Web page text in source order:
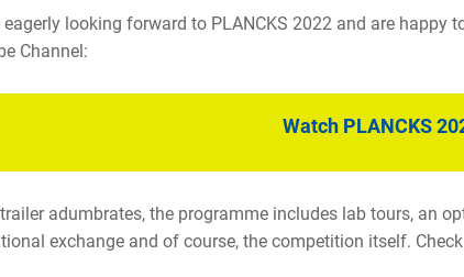
eagerly looking forward to PLANCKS 2022 and are happy
Channel:
Watch PLANCKS
adumbrates, the programme includes lab tours, an
exchange and of course, the competition itself.